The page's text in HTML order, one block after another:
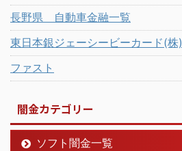
長野県 自動車金融一覧
東日本銀ジェーシービーカード(株)
ファスト
闇金カテゴリー
ソフト闇金一覧